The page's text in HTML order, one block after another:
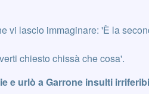
vi lascio immaginare: 'È la
chiesto chissà che cosa'.
e urlò a Garrone insulti